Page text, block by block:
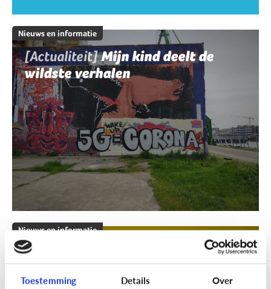
Toestemming Details Over
Nieuws en informatie
[Actualiteit]Mijn kind deelt de
wildste verhalen
Nieuws en informatie
[Klik & Print]